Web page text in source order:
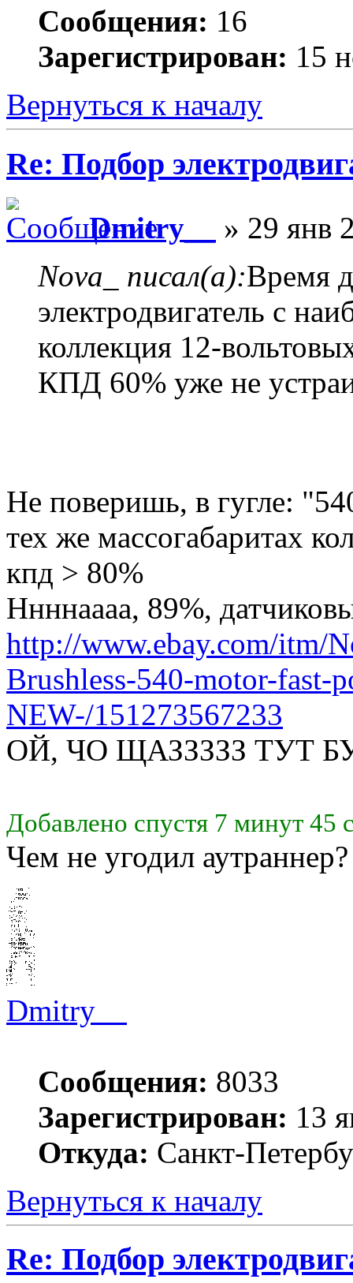
Сообщения: 16
Зарегистрирован: 15
Вернуться к началу
Re: Подбор
Dmitry__
» 29 янв
Nova_ писал(а):Время
электродвигатель с
коллекция 12-
КПД 60% уже не
Не поверишь, в гугле:
тех же массогабаритах
кпд > 80%
Ннннаааа, 89%,
http://www.ebay.com/itm/
Brushless-540-motor-fast-
NEW-/151273567233
ОЙ, ЧО ЩАЗЗЗЗЗ ТУТ
Добавлено спустя 7 минут 45
Чем не угодил
Dmitry__
Сообщения: 8033
Зарегистрирован: 13
Откуда: Санкт-
Вернуться к началу
Re: Подбор